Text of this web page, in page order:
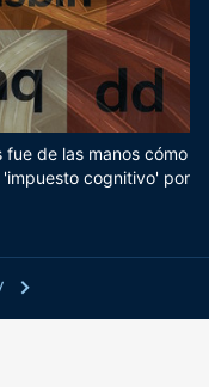
de las manos cómo
cognitivo' por